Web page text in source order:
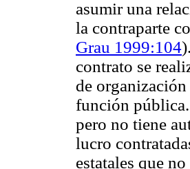
asumir una
la contraparte
Grau 1999:104
contrato se
de
función
pero no tiene
lucro
estatales que